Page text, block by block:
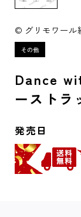
© グリモワール
Dance
ーストラ
発売日